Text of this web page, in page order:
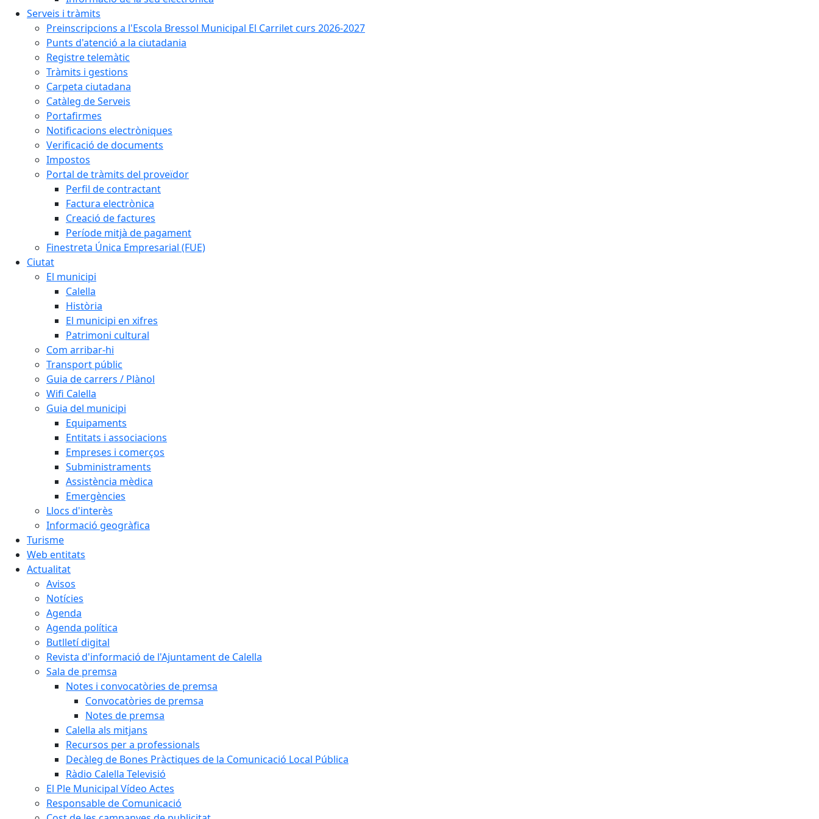
Serveis i tràmits
Preinscripcions a l'Escola Bressol Municipal El Carrilet curs 2026-2027
Punts d'atenció a la ciutadania
Registre telemàtic
Tràmits i gestions
Carpeta ciutadana
Catàleg de Serveis
Portafirmes
Notificacions electròniques
Verificació de documents
Impostos
Portal de tràmits del proveïdor
Perfil de contractant
Factura electrònica
Creació de factures
Període mitjà de pagament
Finestreta Única Empresarial (FUE)
Ciutat
El municipi
Calella
Història
El municipi en xifres
Patrimoni cultural
Com arribar-hi
Transport públic
Guia de carrers / Plànol
Wifi Calella
Guia del municipi
Equipaments
Entitats i associacions
Empreses i comerços
Subministraments
Assistència mèdica
Emergències
Llocs d'interès
Informació geogràfica
Turisme
Web entitats
Actualitat
Avisos
Notícies
Agenda
Agenda política
Butlletí digital
Revista d'informació de l'Ajuntament de Calella
Sala de premsa
Notes i convocatòries de premsa
Convocatòries de premsa
Notes de premsa
Calella als mitjans
Recursos per a professionals
Decàleg de Bones Pràctiques de la Comunicació Local Pública
Ràdio Calella Televisió
El Ple Municipal Vídeo Actes
Responsable de Comunicació